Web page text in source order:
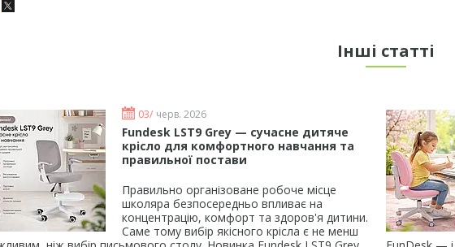
Інші статті
03/ черв. 2026
Fundesk LST9 Grey — сучасне дитяче
крісло для комфортного навчання та
правильної постави
Правильно організоване робоче місце
школяра безпосередньо впливає на
концентрацію, комфорт та здоров'я дитини.
Саме тому вибір якісного крісла є не менш